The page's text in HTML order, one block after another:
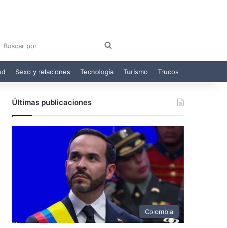
por
Sexo y relaciones Tecnología Turismo Trucos
Últimas publicaciones
Colombia